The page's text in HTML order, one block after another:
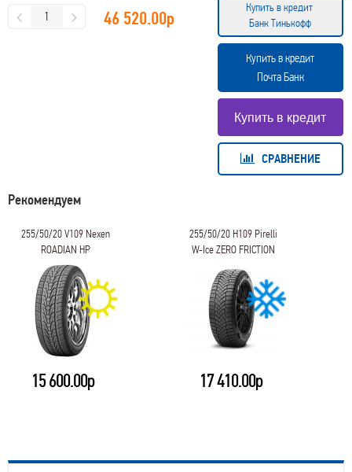
46 520.00р
Купить в кредит
Банк Тинькофф
Купить в кредит
Почта Банк
СРАВНЕНИЕ
Рекомендуем
255/50/20 V109 Nexen
ROADIAN HP
15 600.00р
255/50/20 H109 Pirelli
W-Ice ZERO FRICTION
17 410.00р